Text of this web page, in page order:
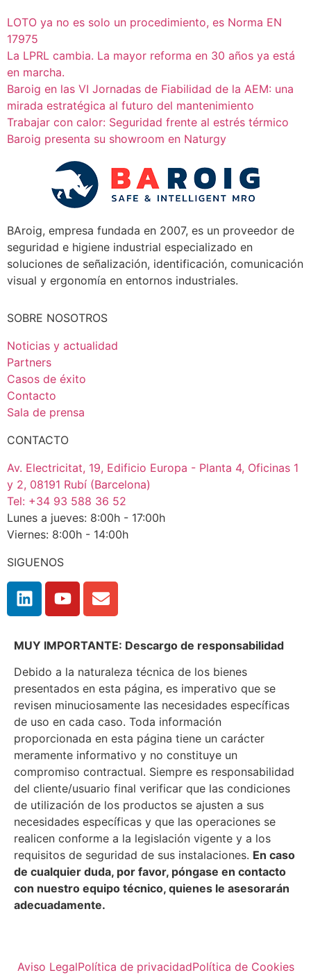
LOTO ya no es solo un procedimiento, es Norma EN
17975
La LPRL cambia. La mayor reforma en 30 años ya está
en marcha.
Baroig en las VI Jornadas de Fiabilidad de la AEM: una
mirada estratégica al futuro del mantenimiento
Trabajar con calor: Seguridad frente al estrés térmico
Baroig presenta su showroom en Naturgy
BAroig, empresa fundada en 2007, es un proveedor de
seguridad e higiene industrial especializado en
soluciones de señalización, identificación, comunicación
visual y ergonomía en entornos industriales.
SOBRE NOSOTROS
Noticias y actualidad
Partners
Casos de éxito
Contacto
Sala de prensa
CONTACTO
Av. Electricitat, 19, Edificio Europa - Planta 4, Oficinas 1
y 2, 08191 Rubí (Barcelona)
Tel: +34 93 588 36 52
Lunes a jueves: 8:00h - 17:00h
Viernes: 8:00h - 14:00h
SIGUENOS
MUY IMPORTANTE: Descargo de responsabilidad
Debido a la naturaleza técnica de los bienes
presentados en esta página, es imperativo que se
revisen minuciosamente las necesidades específicas
de uso en cada caso. Toda información
proporcionada en esta página tiene un carácter
meramente informativo y no constituye un
compromiso contractual. Siempre es responsabilidad
del cliente/usuario final verificar que las condiciones
de utilización de los productos se ajusten a sus
necesidades específicas y que las operaciones se
realicen conforme a la legislación vigente y a los
requisitos de seguridad de sus instalaciones. En caso
de cualquier duda, por favor, póngase en contacto
con nuestro equipo técnico, quienes le asesorarán
adecuadamente.
Aviso LegalPolítica de privacidadPolítica de Cookies